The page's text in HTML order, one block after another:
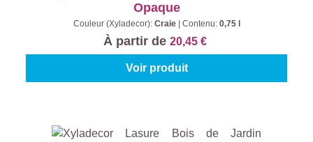
Opaque
Couleur (Xyladecor): Craie Contenu: 0,75 l
À partir de 20,45 €
Voir produit